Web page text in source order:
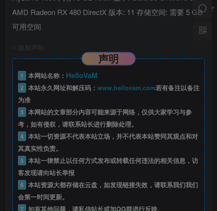
AMD Radeon RX 480 DirectX 版本: 11 存储空间: 需要 5 GB
可用空间
版权声明
声明
1 本网站名称： HelloVaM
2 本站永久网址和解压码： www.hellovam.com若有备注以备注
为准
3 本网站的文章部分内容可能来源于网络，仅供大家学习与参
考，如有侵权，请联系站长进行删除处理。
4 本站一切资源不代表本站立场，并不代表本站赞同其观点和对
其真实性负责。
5 本站一律禁止以任何方式发布或转载任何违法的相关信息，访
客发现请向站长举报
6 本站资源大都存储在云盘，如发现链接失效，请联系我们我们
会第一时间更新。
7 如有其他问题，请私信站长或加QQ群进行反映。